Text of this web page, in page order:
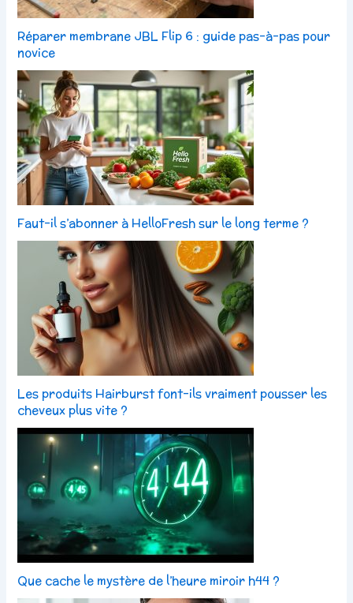
Réparer membrane JBL Flip 6 : guide pas-à-pas pour
novice
Faut-il s’abonner à HelloFresh sur le long terme ?
Les produits Hairburst font-ils vraiment pousser les
cheveux plus vite ?
Que cache le mystère de l’heure miroir h44 ?